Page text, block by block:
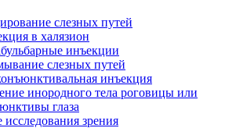
слезных путей
в халязион
инъекции
слезных путей
инъекция
инородного тела роговицы или
глаза
зрения